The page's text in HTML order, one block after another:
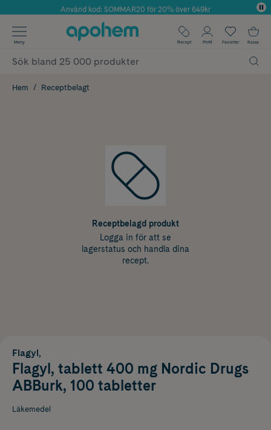
Årets Butik 2025 inom Skönhet
Använd kod: SOMMAR20 för 20% över 649kr
✓ Fri frakt
✓ Poäng på alla köp*
Meny Recept Profil Favoriter Kassa
Hem Receptbelagt
Receptbelagd produkt
Logga in för att se
lagerstatus och handla dina
recept.
Flagyl,
Flagyl, tablett 400 mg Nordic Drugs
ABBurk, 100 tabletter
Läkemedel